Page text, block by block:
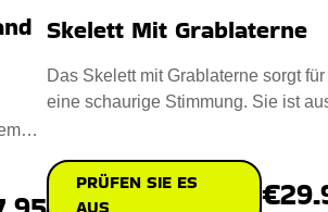
Skelett Mit Grablaterne
Das Skelett mit Grablaterne sorgt für
eine schaurige Stimmung. Sie ist
PRÜFEN SIE ES
AUS